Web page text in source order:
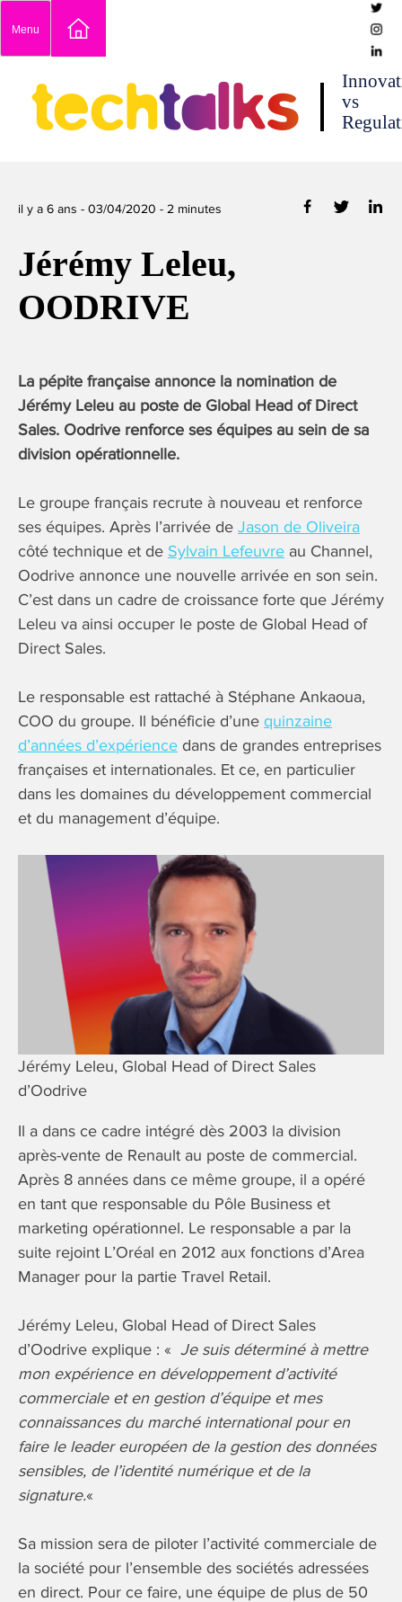
content
Menu
techtalks
vs
il y a 6 ans - 03/04/2020 - 2 minutes
Jérémy Leleu,
OODRIVE
La pépite française annonce la nomination de
Jérémy Leleu au poste de Global Head of Direct
Sales. Oodrive renforce ses équipes au sein de sa
division opérationnelle.
Le groupe français recrute à nouveau et renforce
ses équipes. Après l’arrivée de Jason de Oliveira
côté technique et de Sylvain Lefeuvre au Channel,
Oodrive annonce une nouvelle arrivée en son sein.
C’est dans un cadre de croissance forte que Jérémy
Leleu va ainsi occuper le poste de Global Head of
Direct Sales.
Le responsable est rattaché à Stéphane Ankaoua,
COO du groupe. Il bénéficie d’une quinzaine
d’années d’expérience dans de grandes entreprises
françaises et internationales. Et ce, en particulier
dans les domaines du développement commercial
et du management d’équipe.
Jérémy Leleu, Global Head of Direct Sales
d’Oodrive
Il a dans ce cadre intégré dès 2003 la division
après-vente de Renault au poste de commercial.
Après 8 années dans ce même groupe, il a opéré
en tant que responsable du Pôle Business et
marketing opérationnel. Le responsable a par la
suite rejoint L’Oréal en 2012 aux fonctions d’Area
Manager pour la partie Travel Retail.
Jérémy Leleu, Global Head of Direct Sales
d’Oodrive explique : « Je suis déterminé à mettre
mon expérience en développement d’activité
commerciale et en gestion d’équipe et mes
connaissances du marché international pour en
faire le leader européen de la gestion des données
sensibles, de l’identité numérique et de la
signature.«
Sa mission sera de piloter l’activité commerciale de
la société pour l’ensemble des sociétés adressées
en direct. Pour ce faire, une équipe de plus de 50